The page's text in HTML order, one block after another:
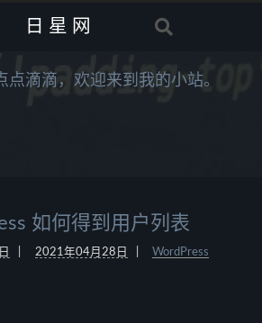
日星网
点滴滴，欢迎来到我的小站。
如何得到用户列表
2021年04月28日 WordPress